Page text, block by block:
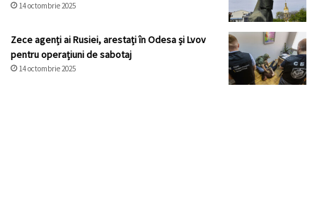
14 octombrie 2025
Zece agenți ai Rusiei, arestați în Odesa și Lvov
pentru operațiuni de sabotaj
14 octombrie 2025